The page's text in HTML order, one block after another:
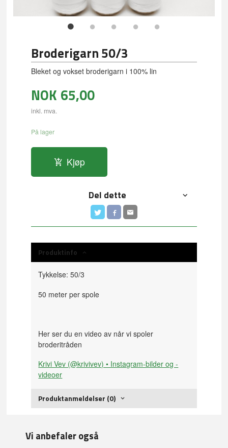
Broderigarn 50/3
Bleket og vokset broderigarn i 100% lin
NOK 65,00
inkl. mva.
På lager
Kjøp
Del dette
Produktinfo
Tykkelse: 50/3
50 meter per spole
Her ser du en video av når vi spoler
broderitråden
Krivi Vev (@krivivev) • Instagram-bilder og -
videoer
Produktanmeldelser (0)
Vi anbefaler også